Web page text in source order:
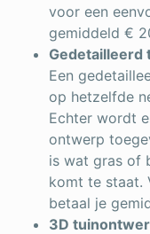
voor een
gemiddeld €
Gedetailleerd
Een
op hetzelfde
Echter wordt
ontwerp
is wat gras of
komt te staat.
betaal je
3D